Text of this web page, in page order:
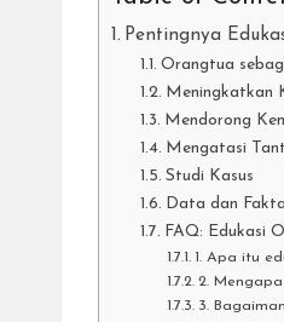
Pentingnya
Orangtua
Meningkatkan
Mendorong
Mengatasi
Studi Kasus
Data dan Fakta
FAQ: Edukasi
1. Apa itu
2.
3.